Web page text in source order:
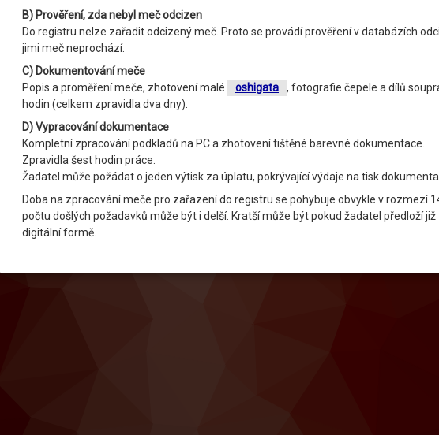
B) Prověření, zda nebyl meč odcizen
Do registru nelze zařadit odcizený meč. Proto se provádí prověření v databázích
jimi meč neprochází.
C) Dokumentování meče
Popis a proměření meče, zhotovení malé
oshigata
, fotografie čepele a dílů
hodin (celkem zpravidla dva dny).
D) Vypracování dokumentace
Kompletní zpracování podkladů na PC a zhotovení tištěné barevné dokumentace.
Zpravidla šest hodin práce.
Žadatel může požádat o jeden výtisk za úplatu, pokrývající výdaje na tisk
Doba na zpracování meče pro zařazení do registru se pohybuje obvykle v rozmezí
počtu došlých požadavků může být i delší. Kratší může být pokud žadatel předloží
digitální formě.